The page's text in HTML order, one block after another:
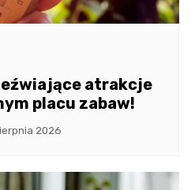
atrakcje
placu zabaw!
2026